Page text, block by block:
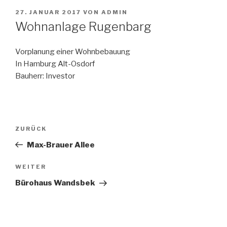
VERÖFFENTLICHT
AM
27. JANUAR 2017 VON ADMIN
Wohnanlage Rugenbarg
Vorplanung einer Wohnbebauung
In Hamburg Alt-Osdorf
Bauherr: Investor
Beitragsnavigation
Vorheriger
Beitrag
ZURÜCK
Max-Brauer Allee
Nächster
Beitrag
WEITER
Bürohaus Wandsbek